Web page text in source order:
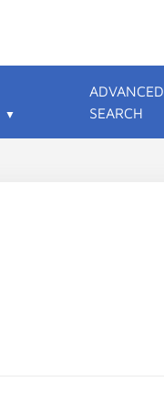
ADVANCED
SEARCH